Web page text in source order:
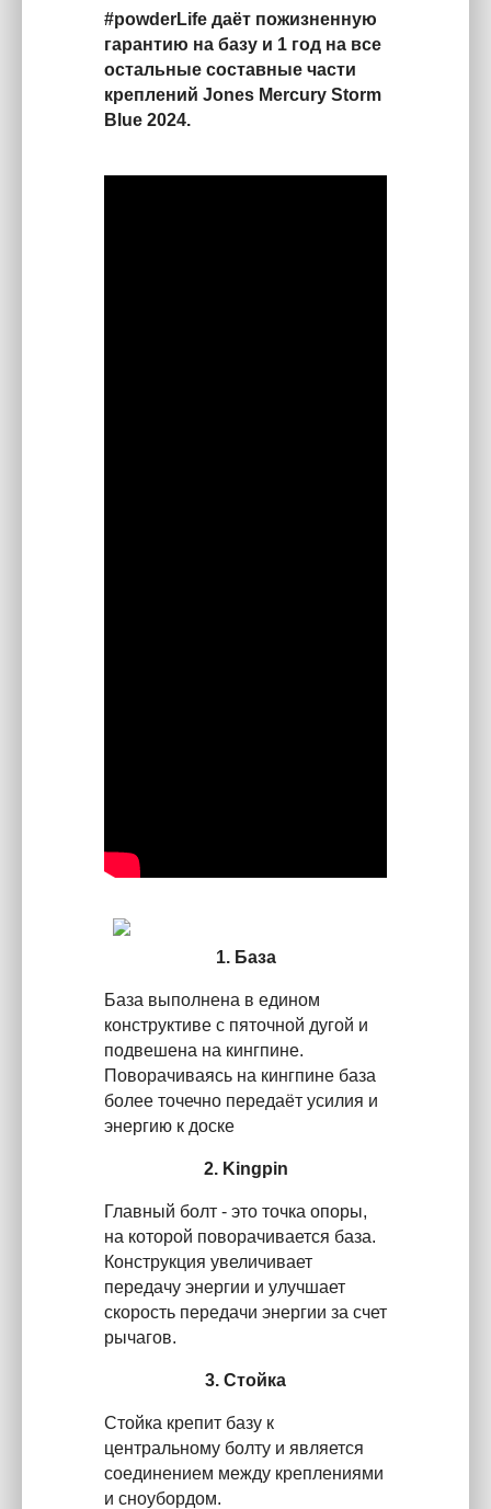
#powderLife даёт пожизненную
гарантию на базу и 1 год на все
остальные составные части
креплений Jones Mercury Storm
Blue 2024.
1. База
База выполнена в едином
конструктиве с пяточной дугой и
подвешена на кингпине.
Поворачиваясь на кингпине база
более точечно передаёт усилия и
энергию к доске
2. Kingpin
Главный болт - это точка опоры,
на которой поворачивается база.
Конструкция увеличивает
передачу энергии и улучшает
скорость передачи энергии за счет
рычагов.
3. Стойка
Стойка крепит базу к
центральному болту и является
соединением между креплениями
и сноубордом.